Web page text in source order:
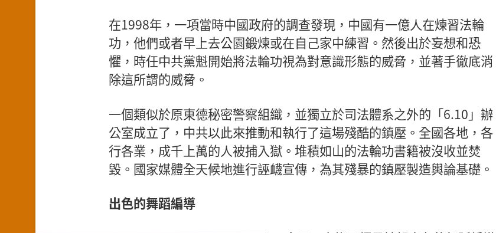
在1998年，一項當時中國政府的調查發現，中國有一億人在煉習法輪
功，他們或者早上去公園鍛煉或在自己家中練習。然後出於妄想和恐
懼，時任中共黨魁開始將法輪功視為對意識形態的威脅，並著手徹底消
除這所謂的威脅。
一個類似於原東德秘密警察組織，並獨立於司法體系之外的「6.10」辦
公室成立了，中共以此來推動和執行了這場殘酷的鎮壓。全國各地，各
行各業，成千上萬的人被捕入獄。堆積如山的法輪功書籍被沒收並焚
毀。國家媒體全天候地進行誣衊宣傳，為其殘暴的鎮壓製造輿論基礎。
出色的舞蹈編導